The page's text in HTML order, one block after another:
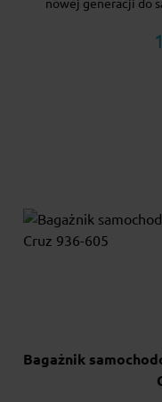
nowej generacji do
Bagażnik